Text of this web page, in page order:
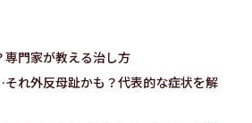
門家が教える治し方
れ外反母趾かも？代表的な症状を解